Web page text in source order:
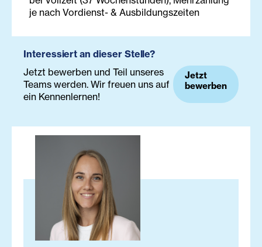
je nach Vordienst- & Ausbildungszeiten
Interessiert an dieser Stelle?
Jetzt bewerben und Teil unseres
Teams werden. Wir freuen uns auf
ein Kennenlernen!
Jetzt
bewerben